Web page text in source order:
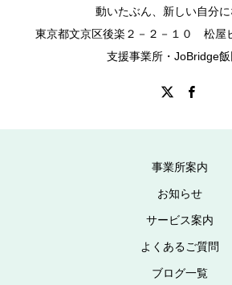
動いたぶん、新しい自分に
東京都文京区後楽２－２－１０ 松
支援事業所・JoBridge
事業所案内
お知らせ
サービス案内
よくあるご質問
ブログ一覧